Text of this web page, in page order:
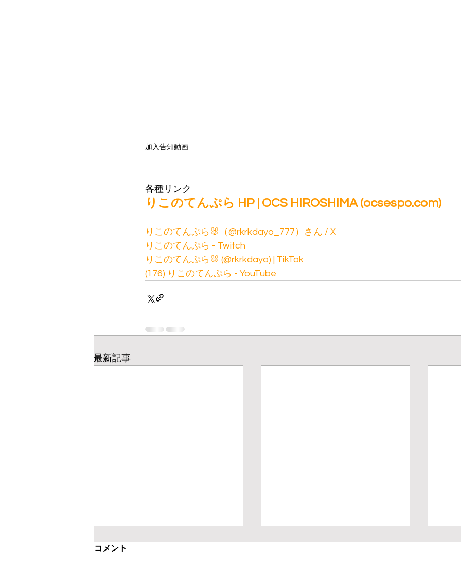
加入告知動画
各種リンク
りこのてんぷら HP | OCS HIROSHIMA (ocsespo.com)
りこのてんぷら🐰（@rkrkdayo_777）さん / X
りこのてんぷら - Twitch
りこのてんぷら🐰 (@rkrkdayo) | TikTok
(176) りこのてんぷら - YouTube
最新記事
コメント